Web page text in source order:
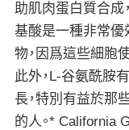
助肌肉蛋白質合成
基酸是一種非常
物，因爲這些細胞
此外，L-谷氨酰胺
長，特別有益於那
的人。* California